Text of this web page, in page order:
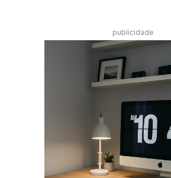
publicidade